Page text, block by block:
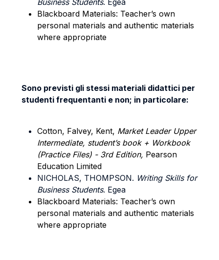
Business Students. Egea
Blackboard Materials: Teacher’s own
personal materials and authentic materials
where appropriate
Sono previsti gli stessi materiali didattici per
studenti frequentanti e non; in particolare:
Cotton, Falvey, Kent, Market Leader Upper
Intermediate, student’s book + Workbook
(Practice Files) - 3rd Edition, Pearson
Education Limited
NICHOLAS, THOMPSON. Writing Skills for
Business Students. Egea
Blackboard Materials: Teacher’s own
personal materials and authentic materials
where appropriate